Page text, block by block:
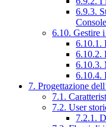
6.9.3.
Console
6.10. Gestire
6.10.1.
6.10.2.
6.10.3.
6.10.4.
7. Progettazione
7.1.
7.2. User
7.2.1.